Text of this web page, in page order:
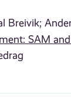
Breivik;
SAM